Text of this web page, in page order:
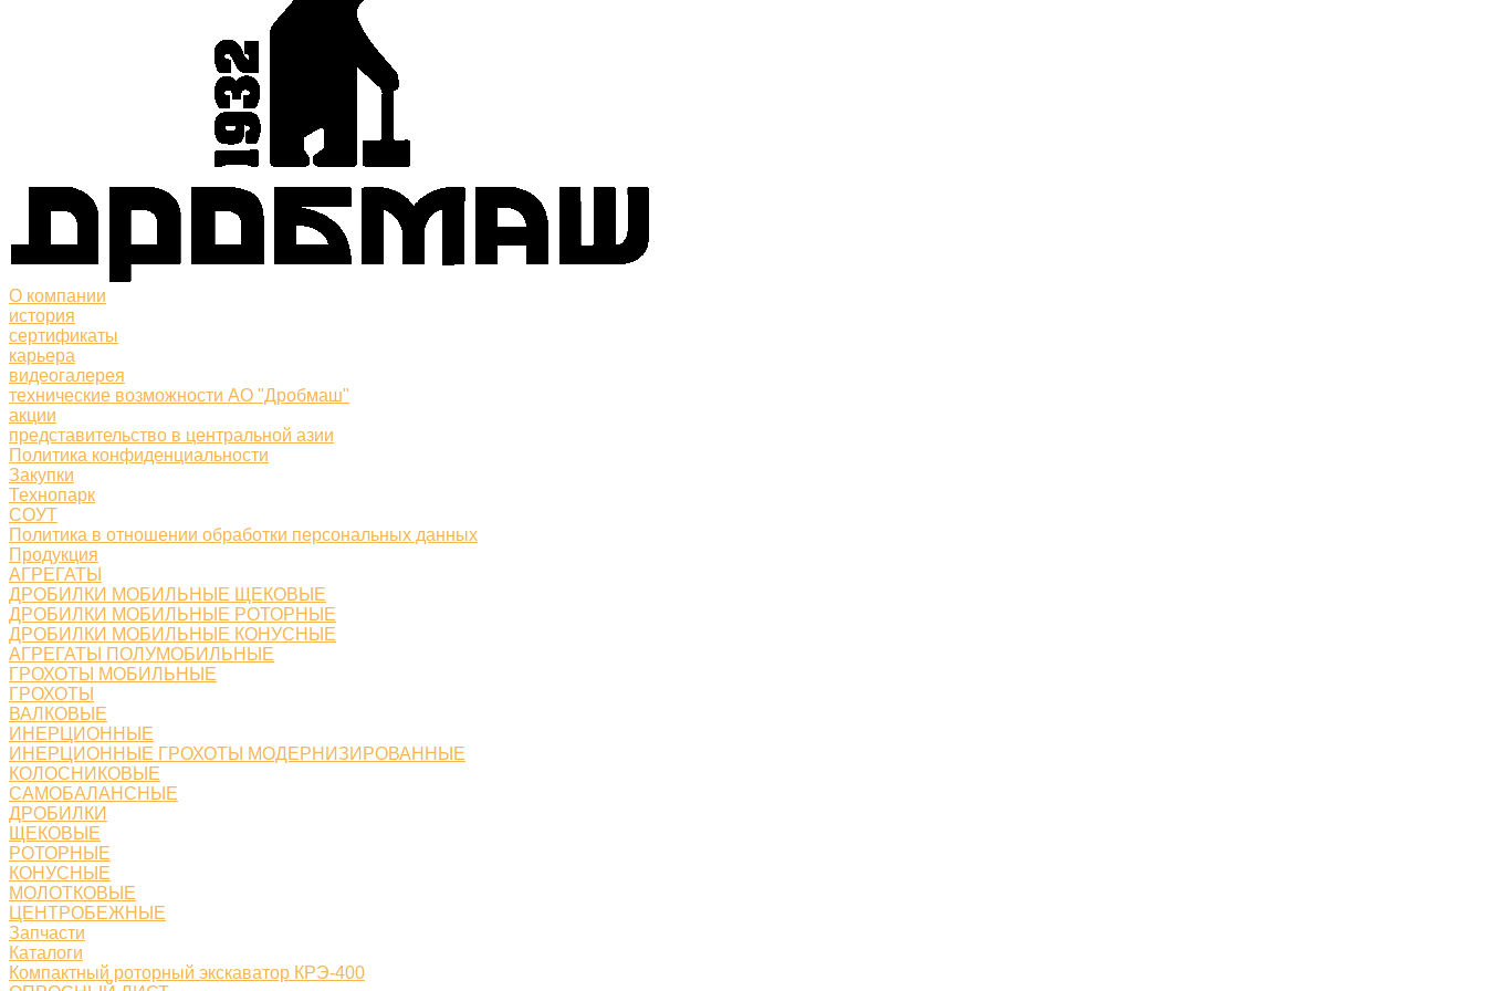
О компании
история
сертификаты
карьера
видеогалерея
технические возможности АО "Дробмаш"
акции
представительство в центральной азии
Политика конфиденциальности
Закупки
Технопарк
СОУТ
Политика в отношении обработки персональных данных
Продукция
АГРЕГАТЫ
ДРОБИЛКИ МОБИЛЬНЫЕ ЩЕКОВЫЕ
ДРОБИЛКИ МОБИЛЬНЫЕ РОТОРНЫЕ
ДРОБИЛКИ МОБИЛЬНЫЕ КОНУСНЫЕ
АГРЕГАТЫ ПОЛУМОБИЛЬНЫЕ
ГРОХОТЫ МОБИЛЬНЫЕ
ГРОХОТЫ
ВАЛКОВЫЕ
ИНЕРЦИОННЫЕ
ИНЕРЦИОННЫЕ ГРОХОТЫ МОДЕРНИЗИРОВАННЫЕ
КОЛОСНИКОВЫЕ
САМОБАЛАНСНЫЕ
ДРОБИЛКИ
ЩЕКОВЫЕ
РОТОРНЫЕ
КОНУСНЫЕ
МОЛОТКОВЫЕ
ЦЕНТРОБЕЖНЫЕ
Запчасти
Каталоги
Компактный роторный экскаватор КРЭ-400